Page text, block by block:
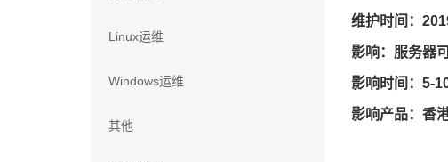
Linux运维
Windows运维
其他
维护时间：
影响：服务器
影响时间：5-
影响产品：香